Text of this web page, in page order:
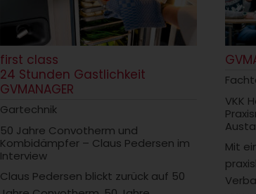
first class
24 Stunden Gastlichkeit
GVMANAGER
Gartechnik
50 Jahre Convotherm und
Kombidämpfer – Claus Pedersen im
Interview
Claus Pedersen blickt zurück auf 50
VKK
Mit